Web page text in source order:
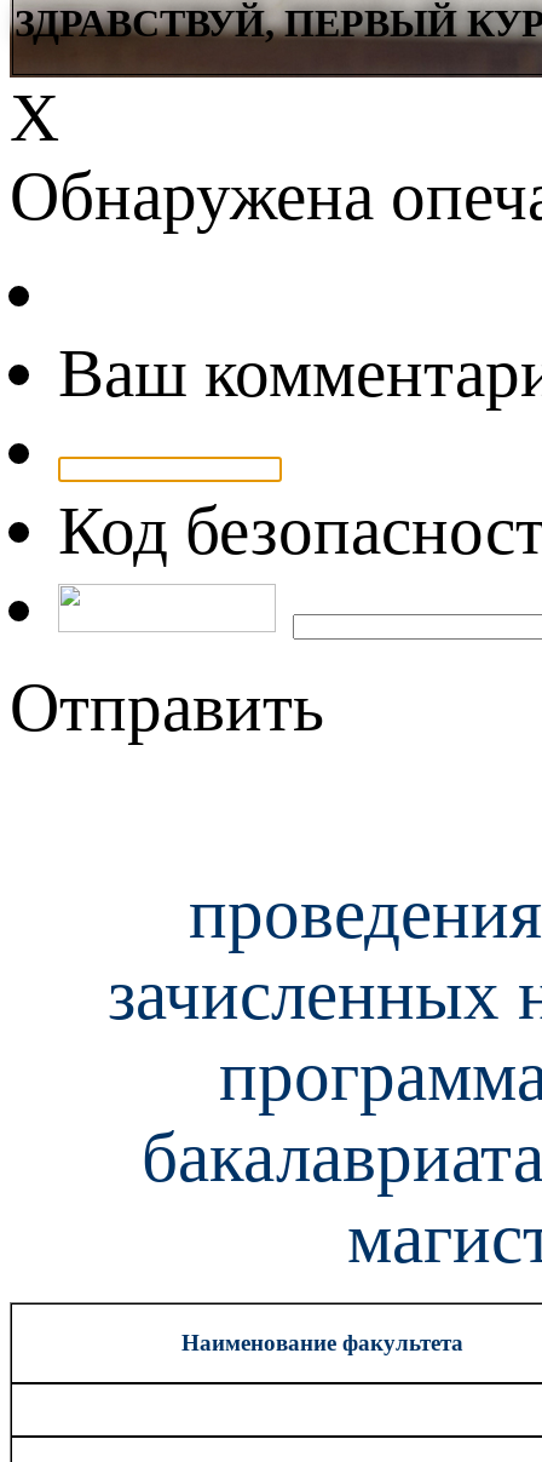
ЗДРАВСТВУЙ, ПЕРВЫЙ
Х
Обнаружена
Ваш
Код
Отправить
зачисленных
Наименование факультета